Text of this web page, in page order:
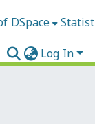
DSpace
Log In